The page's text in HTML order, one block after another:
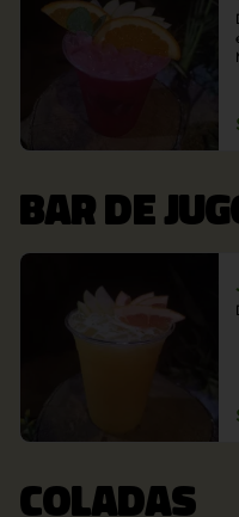
BAR DE
COLADAS